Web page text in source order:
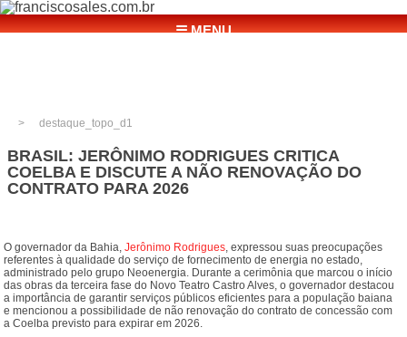
☰ MENU
destaque_topo_d1
BRASIL: JERÔNIMO RODRIGUES CRITICA
COELBA E DISCUTE A NÃO RENOVAÇÃO DO
CONTRATO PARA 2026
O governador da Bahia,Jerônimo Rodrigues, expressou suas preocupações
referentes à qualidade do serviço de fornecimento de energia no estado,
administrado pelo grupo Neoenergia. Durante a cerimônia que marcou o início
das obras da terceira fase do Novo Teatro Castro Alves, o governador destacou
a importância de garantir serviços públicos eficientes para a população baiana
e mencionou a possibilidade de não renovação do contrato de concessão com
a Coelba previsto para expirar em 2026.